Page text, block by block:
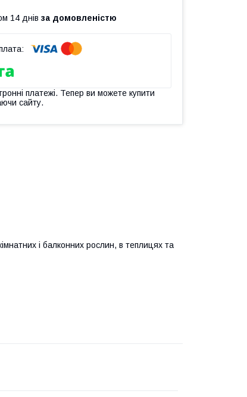
14 днів за домовленістю
платежі. Тепер ви можете купити
сайту.
і балконних рослин, в теплицях та